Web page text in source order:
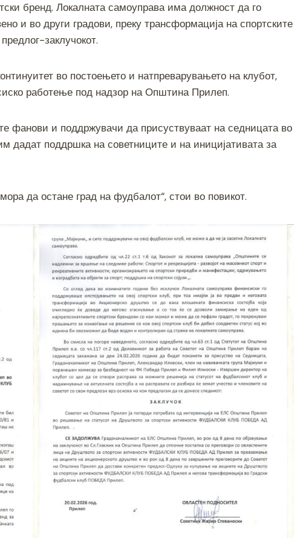
бренд. Локалната самоуправа има должност да го
и во други градови, преку трансформација на спортските
заклучокот.
во постоењето и натпреварувањето на клубот,
работење под надзор на Општина Прилеп.
фанови и поддржувачи да присуствуваат на седницата во
дадат поддршка на советниците и на иницијативата за
да остане град на фудбалот“, стои во повикот.